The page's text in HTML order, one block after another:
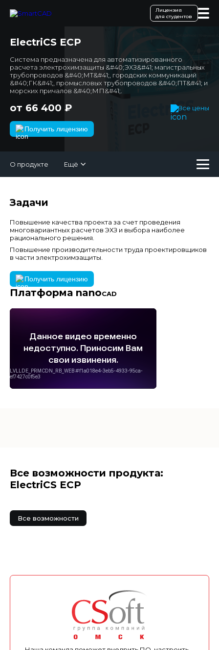
Лицензия
для студентов
ElectriCS ECP
Система предназначена для автоматизированного
расчета электрохимзащиты &#40;ЭХЗ&#41; магистральных
трубопроводов &#40;МТ&#41;, городских коммуникаций
&#40;ГК&#41;, промысловых трубопроводов &#40;ПТ&#41; и
морских причалов &#40;МП&#41;.
от 66 400 ₽ Все цены
Получить лицензию
О продукте Ещё
Задачи
Повышение качества проекта за счет проведения
многовариантных расчетов ЭХЗ и выбора наиболее
рационального решения.
Повышение производительности труда проектировщиков
в части электрохимзащиты.
Получить лицензию
Платформа nanoCAD
Все возможности продукта:
ElectriCS ECP
Все возможности